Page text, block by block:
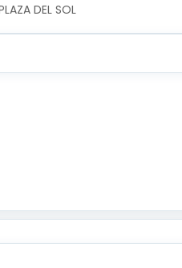
DEL SOL